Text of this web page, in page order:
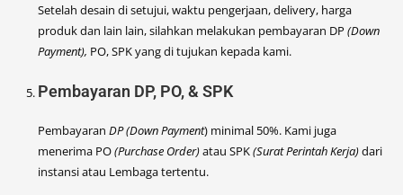
Setelah desain di setujui, waktu pengerjaan, delivery, harga
produk dan lain lain, silahkan melakukan pembayaran DP(Down
Payment), PO, SPK yang di tujukan kepada kami.
Pembayaran DP, PO, & SPK
PembayaranDP (Down Payment) minimal 50%. Kami juga
menerima PO(Purchase Order)atau SPK(Surat Perintah Kerja)dari
instansi atau Lembaga tertentu.